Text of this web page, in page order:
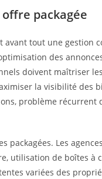
packagée
avant tout une gestion
des
doivent maîtriser
la visibilité des
problème récurrent
packagées. Les
utilisation de boîtes à
variées des